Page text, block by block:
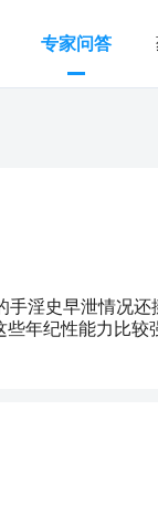
专家问答
淫史早泄情况
年纪性能力比较